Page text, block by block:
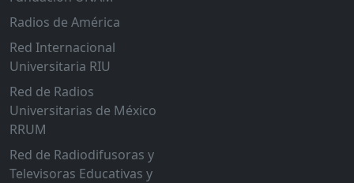
Radios de América
Red Internacional
Universitaria RIU
Red de Radios
Universitarias de México
RRUM
Red de Radiodifusoras y
Televisoras Educativas y